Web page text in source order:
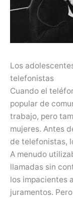
Los
telefonistas
Cuando el
popular de
trabajo, pero
mujeres. Antes
de telefonistas,
A menudo
llamadas sin
los impacientes
juramentos.